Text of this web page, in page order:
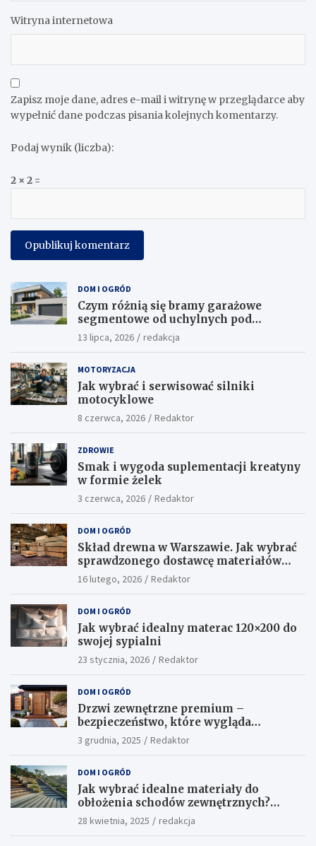
Witryna internetowa
Zapisz moje dane, adres e-mail i witrynę w przeglądarce aby
wypełnić dane podczas pisania kolejnych komentarzy.
Podaj wynik (liczba):
2 × 2 =
DOM I OGRÓD
Czym różnią się bramy garażowe
segmentowe od uchylnych pod
względem funkcjonalności?
13 lipca, 2026 redakcja
MOTORYZACJA
Jak wybrać i serwisować silniki
motocyklowe
8 czerwca, 2026 Redaktor
ZDROWIE
Smak i wygoda suplementacji kreatyny
w formie żelek
3 czerwca, 2026 Redaktor
DOM I OGRÓD
Skład drewna w Warszawie. Jak wybrać
sprawdzonego dostawcę materiałów
konstrukcyjnych?
16 lutego, 2026 Redaktor
DOM I OGRÓD
Jak wybrać idealny materac 120×200 do
swojej sypialni
23 stycznia, 2026 Redaktor
DOM I OGRÓD
Drzwi zewnętrzne premium –
bezpieczeństwo, które wygląda
ekskluzywnie
3 grudnia, 2025 Redaktor
DOM I OGRÓD
Jak wybrać idealne materiały do
obłożenia schodów zewnętrznych?
Praktyczne porady i inspiracje
28 kwietnia, 2025 redakcja